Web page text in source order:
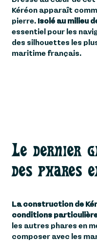
Kéréon apparaît
pierre. Isolé au milieu
essentiel pour les
des silhouettes les
maritime français.
Le dernier
des phares
La construction de
conditions
les autres phares en
composer avec les